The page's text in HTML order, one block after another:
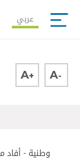
عربي
A+ A-
وطنية - أفاد